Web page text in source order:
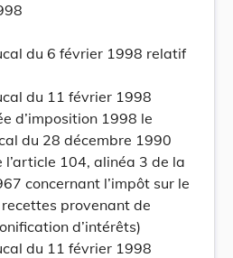
du 6 février 1998 relatif
du 11 février 1998
d’imposition 1998 le
du 28 décembre 1990
104, alinéa 3 de la
concernant l’impôt sur le
provenant de
d’intérêts)
du 11 février 1998